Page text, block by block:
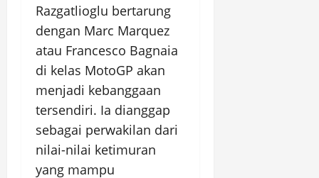
Razgatlioglu bertarung
dengan Marc Marquez
atau Francesco Bagnaia
di kelas MotoGP akan
menjadi kebanggaan
tersendiri. Ia dianggap
sebagai perwakilan dari
nilai-nilai ketimuran
yang mampu